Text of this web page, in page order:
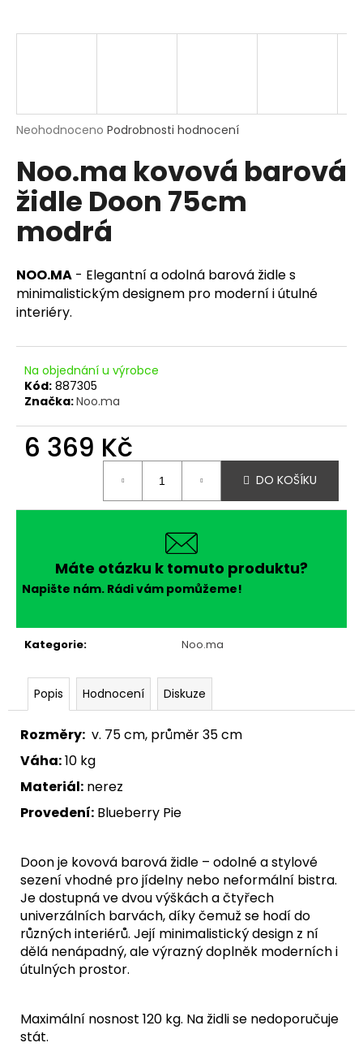
Průměrné
produktu
je
0,0
z
5
hvězdiček.
Neohodnoceno Podrobnosti hodnocení
Noo.ma kovová barová
židle Doon 75cm
modrá
NOO.MA - Elegantní a odolná barová židle s
minimalistickým designem pro moderní i útulné
interiéry.
Na objednání u výrobce
Kód: 887305
Značka:Noo.ma
6 369 Kč
DO KOŠÍKU
Máte otázku k tomuto produktu?
Napište nám. Rádi vám pomůžeme!
Kategorie: Noo.ma
Popis Hodnocení Diskuze
Rozměry: v. 75 cm, průměr 35 cm
Váha:10 kg
Materiál: nerez
Provedení: Blueberry Pie
Doon je kovová barová židle – odolné a stylové
sezení vhodné pro jídelny nebo neformální bistra.
Je dostupná vedvou výškách a čtyřech
univerzálních barvách, díky čemuž se hodí do
různých interiérů. Její minimalistický design z ní
dělá nenápadný, ale výrazný doplněk moderních i
útulných prostor.
Maximální nosnost 120 kg. Na židli se nedoporučuje
stát.
j
HLEDAT
o
p
o
u
č
u
e
m